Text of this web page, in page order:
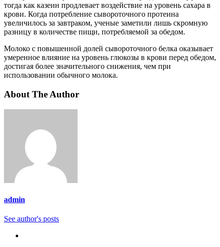
тогда как казеин продлевает воздействие на уровень сахара в
крови. Когда потребление сывороточного протеина
увеличилось за завтраком, ученые заметили лишь скромную
разницу в количестве пищи, потребляемой за обедом.
Молоко с повышенной долей сывороточного белка оказывает
умеренное влияние на уровень глюкозы в крови перед обедом,
достигая более значительного снижения, чем при
использовании обычного молока.
About The Author
admin
See author's posts